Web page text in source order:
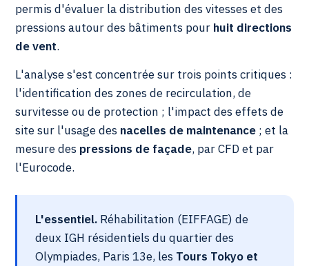
permis d'évaluer la distribution des vitesses et des
pressions autour des bâtiments pour huit directions
de vent.
L'analyse s'est concentrée sur trois points critiques :
l'identification des zones de recirculation, de
survitesse ou de protection ; l'impact des effets de
site sur l'usage des nacelles de maintenance ; et la
mesure des pressions de façade, par CFD et par
l'Eurocode.
L'essentiel. Réhabilitation (EIFFAGE) de
deux IGH résidentiels du quartier des
Olympiades, Paris 13e, les Tours Tokyo et